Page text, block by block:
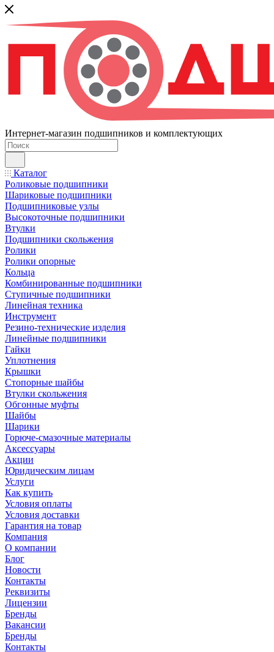
Интернет-магазин подшипников и комплектующих
Каталог
Роликовые подшипники
Шариковые подшипники
Подшипниковые узлы
Высокоточные подшипники
Втулки
Подшипники скольжения
Ролики
Ролики опорные
Кольца
Комбинированные подшипники
Ступичные подшипники
Линейная техника
Инструмент
Резино-технические изделия
Линейные подшипники
Гайки
Уплотнения
Крышки
Стопорные шайбы
Втулки скольжения
Обгонные муфты
Шайбы
Шарики
Горюче-смазочные материалы
Аксессуары
Акции
Юридическим лицам
Услуги
Как купить
Условия оплаты
Условия доставки
Гарантия на товар
Компания
О компании
Блог
Новости
Контакты
Реквизиты
Лицензии
Бренды
Вакансии
Бренды
Контакты